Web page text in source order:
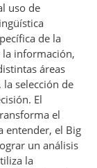
uso de
de la
información,
áreas
selección de
El
el
entender, el Big
un análisis
la